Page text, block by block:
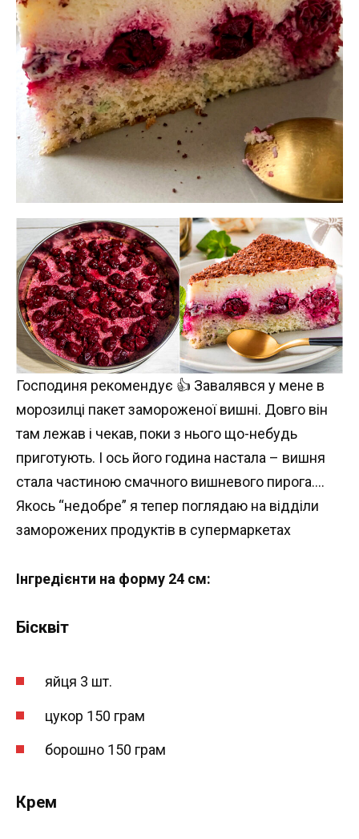
Господиня рекомендує 👍 Завалявся у мене в
морозилці пакет замороженої вишні. Довго він
там лежав і чекав, поки з нього що-небудь
приготують. І ось його година настала – вишня
стала частиною смачного вишневого пирога….
Якось “недобре” я тепер поглядаю на відділи
заморожених продуктів в супермаркетах
Інгредієнти на форму 24 см:
Бісквіт
яйця 3 шт.
цукор 150 грам
борошно 150 грам
Крем